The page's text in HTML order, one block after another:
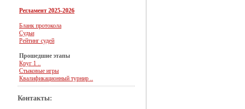
Регламент 2025-2026
Бланк протокола
Судьи
Рейтинг судей
Прошедшие этапы
Круг 1 ..
Стыковые игры
Квалификационный турнир ..
Контакты: